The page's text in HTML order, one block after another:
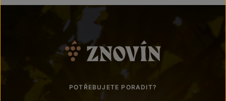
POTŘEBUJETE PORADIT?